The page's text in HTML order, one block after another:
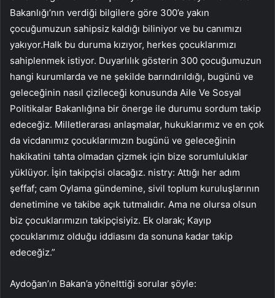
Bakanlığı’nın verdiği bilgilere göre 300’e yakın
çocuğumuzun sahipsiz kaldığı biliniyor ve bu canımızı
yakıyor.Halk bu duruma kızıyor, herkes çocuklarımızı
sahiplenmek istiyor. Duyarlılık gösterin 300 çocuğumuzun
hangi kurumlarda ve ne şekilde barındırıldığı, bugünü ve
geleceğinin nasıl çizileceği konusunda Aile Ve Sosyal
Politikalar Bakanlığına bir önerge ile durumu sordum takip
edeceğiz. Milletlerarası anlaşmalar, hukuklarımız ve en çok
da vicdanımız çocuklarımızın bugünü ve geleceğinin
hakikatini tahta olmadan çizmek için bize sorumluluklar
yüklüyor. İşin takipçisi olacağız. nistry: Attığı her adım
şeffaf; cam Oylama gündemine, sivil toplum kuruluşlarının
denetimine ve takibe açık tutmalıdır. Ama ne olursa olsun
biz çocuklarımızın takipçisiyiz. Ek olarak; Kayıp
çocuklarımız olduğu iddiasını da sonuna kadar takip
edeceğiz.”
Aydoğan’ın Bakan’a yönelttiği sorular şöyle: